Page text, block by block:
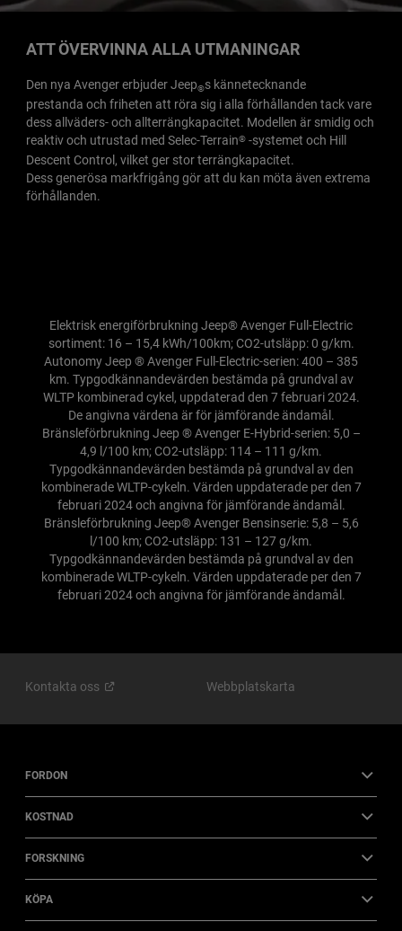
ATT ÖVERVINNA ALLA UTMANINGAR
Den nya Avenger erbjuder Jeep®s kännetecknande
prestanda och friheten att röra sig i alla förhållanden tack vare
dess allväders- och allterrängkapacitet. Modellen är smidig och
reaktiv och utrustad med Selec-Terrain® -systemet och Hill
Descent Control, vilket ger stor terrängkapacitet.
Dess generösa markfrigång gör att du kan möta även extrema
förhållanden.
Elektrisk energiförbrukning Jeep® Avenger Full-Electric
sortiment: 16 – 15,4 kWh/100km; CO2-utsläpp: 0 g/km.
Autonomy Jeep ® Avenger Full-Electric-serien: 400 – 385
km. Typgodkännandevärden bestämda på grundval av
WLTP kombinerad cykel, uppdaterad den 7 februari 2024.
De angivna värdena är för jämförande ändamål.
Bränsleförbrukning Jeep ® Avenger E-Hybrid-serien: 5,0 –
4,9 l/100 km; CO2-utsläpp: 114 – 111 g/km.
Typgodkännandevärden bestämda på grundval av den
kombinerade WLTP-cykeln. Värden uppdaterade per den 7
februari 2024 och angivna för jämförande ändamål.
Bränsleförbrukning Jeep® Avenger Bensinserie: 5,8 – 5,6
l/100 km; CO2-utsläpp: 131 – 127 g/km.
Typgodkännandevärden bestämda på grundval av den
kombinerade WLTP-cykeln. Värden uppdaterade per den 7
februari 2024 och angivna för jämförande ändamål.
Kontakta oss Webbplatskarta
FORDON
KOSTNAD
FORSKNING
KÖPA